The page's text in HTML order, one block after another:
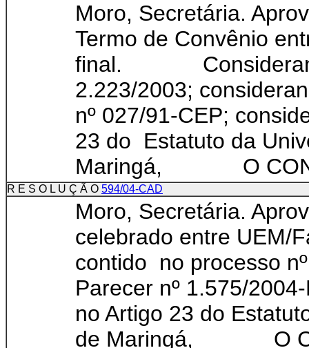
Moro, Secretária.
Termo de Convênio
final. Considerando
2.223/2003;
nº 027/91-CEP;
23 do Estatuto da
Maringá, O
R E S O L U Ç Ã O 594/04-CAD
Moro, Secretária.
celebrado entre
contido no processo
Parecer nº 1.575/
no Artigo 23 do
de Maringá, O